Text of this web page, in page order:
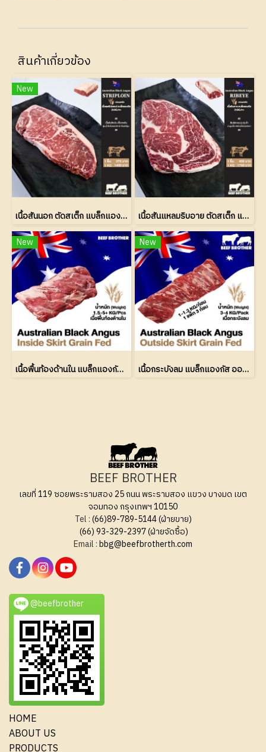
สินค้าเกี่ยวข้อง
New
เนื้อสันนอก ตัดสเต็ก แบล็กแองกัส ออสเตรเลีย เกรน เฟด (Striploin Steak Black Angus Australian Grain Fed 150 Days)
เนื้อสันแหลมริบอาย ตัดสเต็ก แบล็กแองกัส ออสเตรเลีย เกรนเฟด (Ribeye Steak Black Angus Australian Grain Fed 150 Days)
New
เนื้อพื้นท้องด้านใน แบล็กแองกัส ออสเตรเลีย เกรนเฟด (Inside Skirt Black Angus Australian Grain Fed 150 Days)
New
เนื้อกระบังลม แบล็กแองกัส ออสเตรเลีย เกรนเฟด (Outside Skirt Black Angus Australian Grain Fed 150 Days)
BEEF BROTHER
เลขที่ 119 ซอยพระรามสอง 25 ถนน พระรามสอง แขวง บางมด เขต
จอมทอง กรุงเทพฯ 10150
Tel :(66)89-789-5144 (ฝ่ายขาย)
(66) 93-329-2397 (ฝ่ายจัดซื้อ)
Email :bbg@beefbrotherth.com
@beefbrother
HOME
ABOUT US
PRODUCTS